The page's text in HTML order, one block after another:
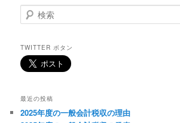
検
索
TWITTER ボタン
最近の投稿
2025年度の一般会計税収の理由